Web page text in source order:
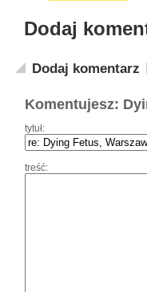
Dodaj
Dodaj komentarz
Komentujesz:
tytuł:
treść: